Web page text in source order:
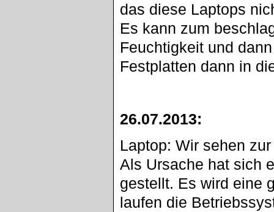
das diese Laptops
Es kann zum
Feuchtigkeit und
Festplatten dann in
26.07.2013:
Laptop: Wir sehen
Als Ursache hat sich
gestellt. Es wird eine
laufen die